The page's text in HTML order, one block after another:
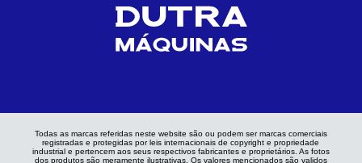
Todas as marcas referidas neste website são ou podem ser marcas comerciais
registradas e protegidas por leis internacionais de copyright e propriedade
industrial e pertencem aos seus respectivos fabricantes e proprietários. As fotos
dos produtos são meramente ilustrativas. Os valores mencionados são validos